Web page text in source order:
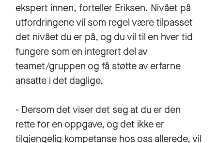
ekspert innen, forteller Eriksen. Nivået på
utfordringene vil som regel være tilpasset
det nivået du er på, og du vil til en hver tid
fungere som en integrert del av
teamet/gruppen og få støtte av erfarne
ansatte i det daglige.
- Dersom det viser det seg at du er den
rette for en oppgave, og det ikke er
tilgjengelig kompetanse hos oss allerede, vil